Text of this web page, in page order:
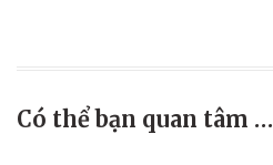
Có thể bạn quan tâm …